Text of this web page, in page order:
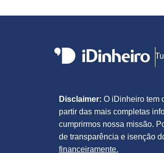
Disclaimer: O iDinheiro tem
partir das mais completas
cumprirmos nossa missão.
de transparência e isenção
financeiramente.